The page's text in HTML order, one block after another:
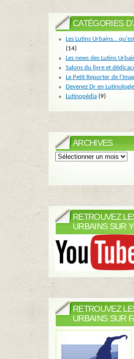
CATÉGORIES
Les Lutins Urbains…
(14)
Les news des Lutins
Salons du livre et
Le Petit Reporter de
Devenez Dr en Lutinologie
Lutinopédia(9)
ARCHIVES
Archives
RETROUVEZ
URBAINS SUR
RETROUVEZ
URBAINS SUR